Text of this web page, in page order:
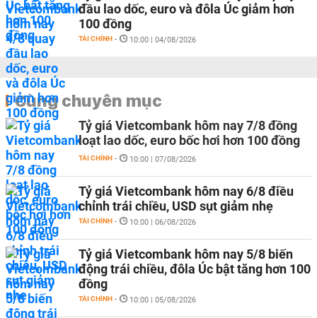
đầu lao dốc, euro và đôla Úc giảm hơn
100 đồng
TÀI CHÍNH - 10:00 | 04/08/2026
Cùng chuyên mục
Tỷ giá Vietcombank hôm nay 7/8 đồng
loạt lao dốc, euro bốc hơi hơn 100 đồng
TÀI CHÍNH - 10:00 | 07/08/2026
Tỷ giá Vietcombank hôm nay 6/8 điều
chỉnh trái chiều, USD sụt giảm nhẹ
TÀI CHÍNH - 10:00 | 06/08/2026
Tỷ giá Vietcombank hôm nay 5/8 biến
động trái chiều, đôla Úc bật tăng hơn 100
đồng
TÀI CHÍNH - 10:00 | 05/08/2026